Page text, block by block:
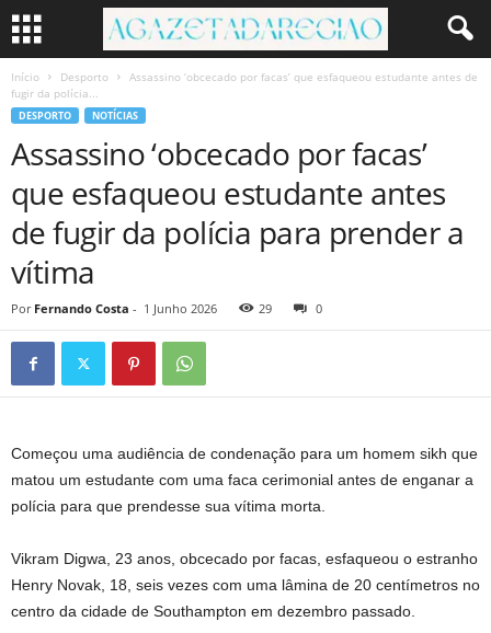
Início Desporto
Assassino ‘obcecado por facas’ que esfaqueou estudante antes de
fugir da polícia...
DESPORTO NOTÍCIAS
Assassino ‘obcecado por facas’
que esfaqueou estudante antes
de fugir da polícia para prender a
vítima
Por Fernando Costa - 1 Junho 2026 29 0
Começou uma audiência de condenação para um homem sikh que
matou um estudante com uma faca cerimonial antes de enganar a
polícia para que prendesse sua vítima morta.
Vikram Digwa, 23 anos, obcecado por facas, esfaqueou o estranho
Henry Novak, 18, seis vezes com uma lâmina de 20 centímetros no
centro da cidade de Southampton em dezembro passado.